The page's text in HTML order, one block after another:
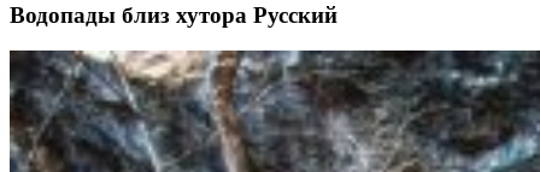
Водопады близ хутора Русский